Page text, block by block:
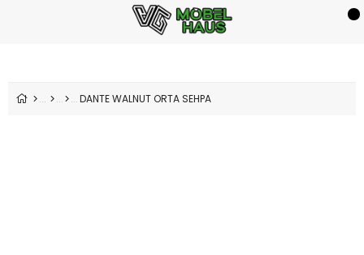
DANTE WALNUT ORTA SEHPA